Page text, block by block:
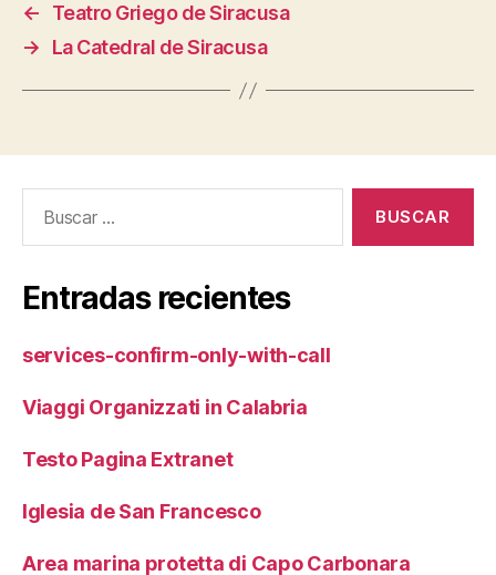
←
Teatro Griego de Siracusa
→
La Catedral de Siracusa
Entradas recientes
services-confirm-only-with-call
Viaggi Organizzati in Calabria
Testo Pagina Extranet
Iglesia de San Francesco
Area marina protetta di Capo Carbonara